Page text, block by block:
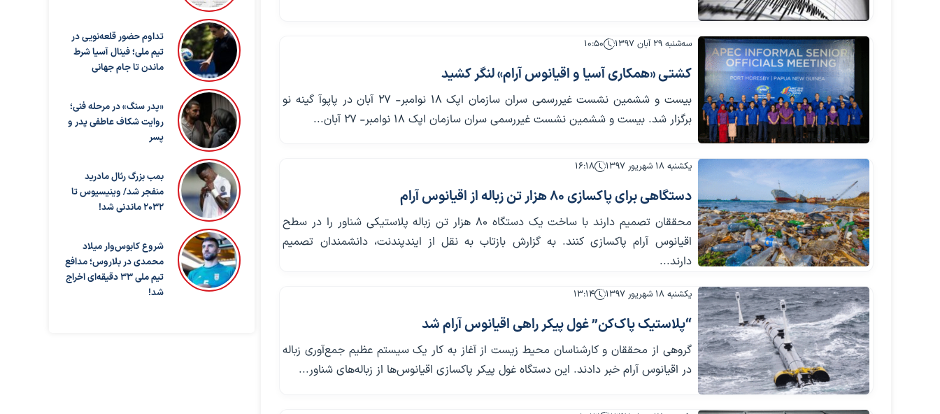
سه‌شنبه ۲۹ آبان ۱۳۹۷ ۱۰:۵۰
کشتی «همکاری آسیا و اقیانوس آرام» لنگر کشید
بیست و ششمین نشست غیررسمی سران سازمان اپک ۱۸ نوامبر- ۲۷ آبان در پاپوآ گینه نو
برگزار شد. بیست و ششمین نشست غیررسمی سران سازمان اپک ۱۸ نوامبر- ۲۷ آبان...
یکشنبه ۱۸ شهریور ۱۳۹۷ ۱۶:۱۸
دستگاهی برای پاکسازی ۸۰ هزار تن زباله از اقیانوس آرام
محققان تصمیم دارند با ساخت یک دستگاه ۸۰ هزار تن زباله پلاستیکی شناور را در سطح
اقیانوس آرام پاکسازی کنند. به گزارش بازتاب به نقل از ایندپندنت، دانشمندان تصمیم
دارند...
یکشنبه ۱۸ شهریور ۱۳۹۷ ۱۳:۱۴
“پلاستیک پاک‌کن” غول‌ پیکر راهی اقیانوس آرام شد
گروهی از محققان و کارشناسان محیط زیست از آغاز به کار یک سیستم عظیم جمع‌آوری زباله
در اقیانوس آرام خبر دادند. این دستگاه غول پیکر پاکسازی اقیانوس‌ها از زباله‌های شناور...
تداوم حضور قلعه‌نویی در
تیم ملی؛ فینال آسیا شرط
ماندن تا جام جهانی
«پدر سنگ» در مرحله فنی؛
روایت شکاف عاطفی پدر و
پسر
بمب بزرگ رئال مادرید
منفجر شد/ وینیسیوس تا
۲۰۳۲ ماندنی شد!
شروع کابوس‌وار میلاد
محمدی در بلاروس؛ مدافع
تیم ملی ۳۳ دقیقه‌ای اخراج
شد!